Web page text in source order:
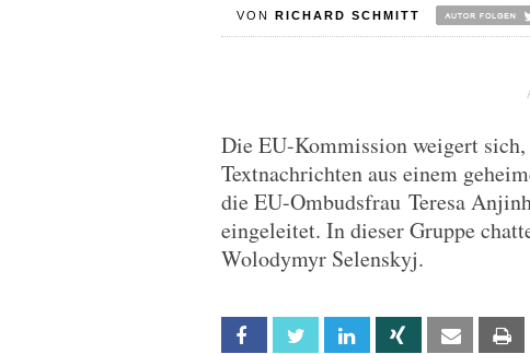
VON RICHARD SCHMITT
Die EU-Kommission weigert
Textnachrichten aus einem
die EU-Ombudsfrau Teresa
eingeleitet. In dieser Gruppe
Wolodymyr Selenskyj.
Facebook Twitter Linkedin Xing Email